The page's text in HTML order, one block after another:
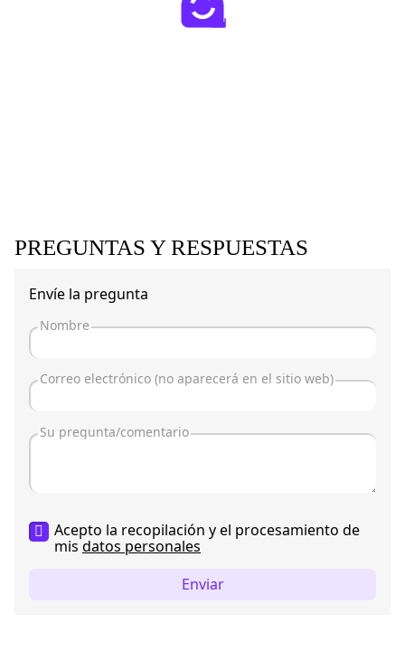
PREGUNTAS Y RESPUESTAS
Envíe la pregunta
Acepto la recopilación y el procesamiento de
mis datos personales
Enviar